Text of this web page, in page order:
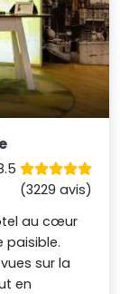
(3229 avis)
au cœur
paisible.
sur la
en